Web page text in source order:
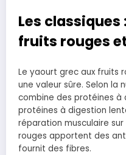
Les
fruits rouges
Le yaourt grec aux fruits
une valeur sûre. Selon la
combine des protéines
protéines à digestion
réparation musculaire sur
rouges apportent des
fournit des fibres.